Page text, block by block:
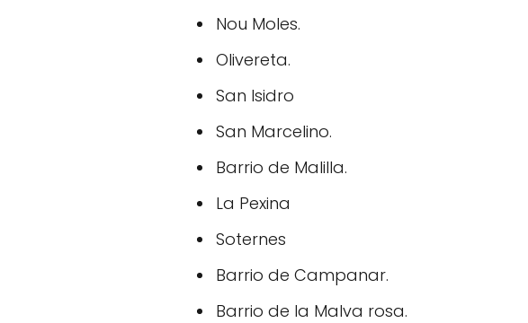
Nou Moles.
Olivereta.
San Isidro
San Marcelino.
Barrio de Malilla.
La Pexina
Soternes
Barrio de Campanar.
Barrio de la Malva rosa.